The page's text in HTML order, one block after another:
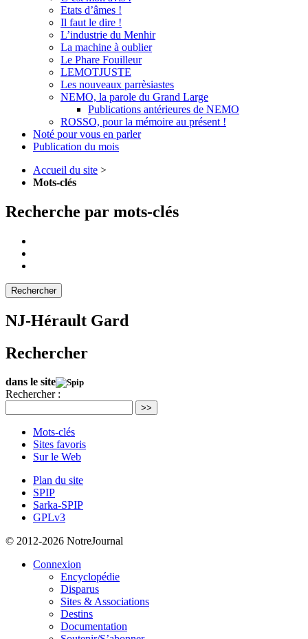
Etats d’âmes !
Il faut le dire !
L’industrie du Menhir
La machine à oublier
Le Phare Fouilleur
LEMOTJUSTE
Les nouveaux parrèsiastes
NEMO, la parole du Grand Large
Publications antérieures de NEMO
ROSSO, pour la mémoire au présent !
Noté pour vous en parler
Publication du mois
Accueil du site >
Mots-clés
Recherche par mots-clés
NJ-Hérault Gard
Rechercher
dans le site
Rechercher :
>>
Mots-clés
Sites favoris
Sur le Web
Plan du site
SPIP
Sarka-SPIP
GPLv3
© 2012-2026 NotreJournal
Connexion
Encyclopédie
Disparus
Sites & Associations
Destins
Documentation